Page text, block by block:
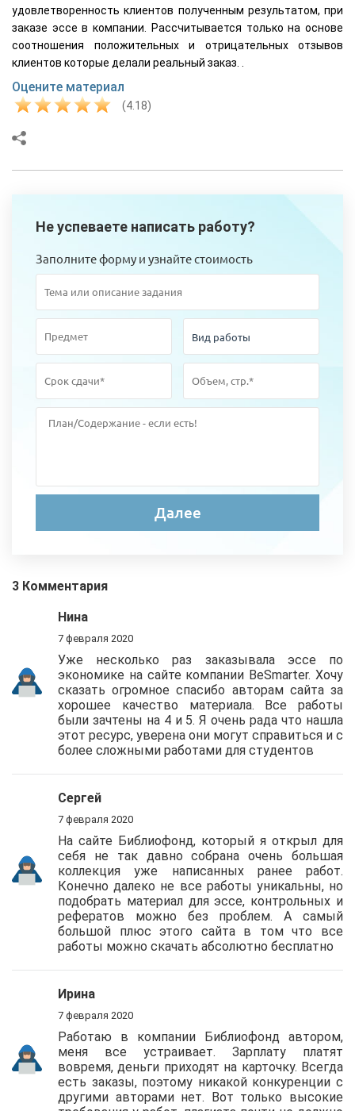
удовлетворенность клиентов полученным результатом, при
заказе эссе в компании. Рассчитывается только на основе
соотношения положительных и отрицательных отзывов
клиентов которые делали реальный заказ. .
Оцените материал
(4.18)
Не успеваете написать работу?
Заполните форму и узнайте стоимость
3 Комментария
Нина
7 февраля 2020
Уже несколько раз заказывала эссе по
экономике на сайте компании BeSmarter. Хочу
сказать огромное спасибо авторам сайта за
хорошее качество материала. Все работы
были зачтены на 4 и 5. Я очень рада что нашла
этот ресурс, уверена они могут справиться и с
более сложными работами для студентов
Сергей
7 февраля 2020
На сайте Библиофонд, который я открыл для
себя не так давно собрана очень большая
коллекция уже написанных ранее работ.
Конечно далеко не все работы уникальны, но
подобрать материал для эссе, контрольных и
рефератов можно без проблем. А самый
большой плюс этого сайта в том что все
работы можно скачать абсолютно бесплатно
Ирина
7 февраля 2020
Работаю в компании Библиофонд автором,
меня все устраивает. Зарплату платят
вовремя, деньги приходят на карточку. Всегда
есть заказы, поэтому никакой конкуренции с
другими авторами нет. Вот только высокие